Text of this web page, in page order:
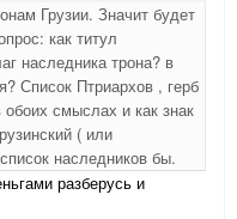
Грузии. Значит будет
как титул
наследника трона? в
Список Птриархов , герб
смыслах и как знак
( или
наследников бы.
разберусь и